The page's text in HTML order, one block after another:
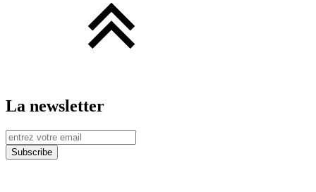
La newsletter